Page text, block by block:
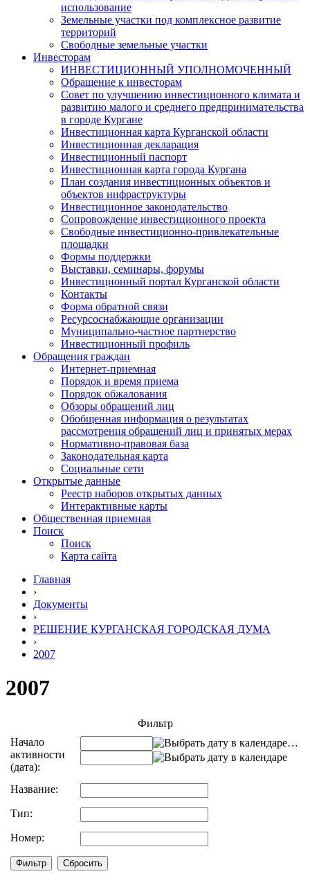
использование
Земельные участки под комплексное развитие
территорий
Свободные земельные участки
Инвесторам
ИНВЕСТИЦИОННЫЙ УПОЛНОМОЧЕННЫЙ
Обращение к инвесторам
Совет по улучшению инвестиционного климата и
развитию малого и среднего предпринимательства
в городе Кургане
Инвестиционная карта Курганской области
Инвестиционная декларация
Инвестиционный паспорт
Инвестиционная карта города Кургана
План создания инвестиционных объектов и
объектов инфраструктуры
Инвестиционное законодательство
Сопровождение инвестиционного проекта
Свободные инвестиционно-привлекательные
площадки
Формы поддержки
Выставки, семинары, форумы
Инвестиционный портал Курганской области
Контакты
Форма обратной связи
Ресурсоснабжающие организации
Муниципально-частное партнерство
Инвестиционный профиль
Обращения граждан
Интернет-приемная
Порядок и время приема
Порядок обжалования
Обзоры обращений лиц
Обобщенная информация о результатах
рассмотрения обращений лиц и принятых мерах
Нормативно-правовая база
Законодательная карта
Социальные сети
Открытые данные
Реестр наборов открытых данных
Интерактивные карты
Общественная приемная
Поиск
Поиск
Карта сайта
Главная
›
Документы
›
РЕШЕНИЕ КУРГАНСКАЯ ГОРОДСКАЯ ДУМА
›
2007
2007
Фильтр
Начало
активности
(дата):
…
Название:
Тип:
Номер: